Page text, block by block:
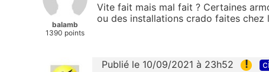
balamb
1390 points
Vite fait mais mal fait ? Certaines
ou des installations crado faites chez
Publié le 10/09/2021 à 23h52 !